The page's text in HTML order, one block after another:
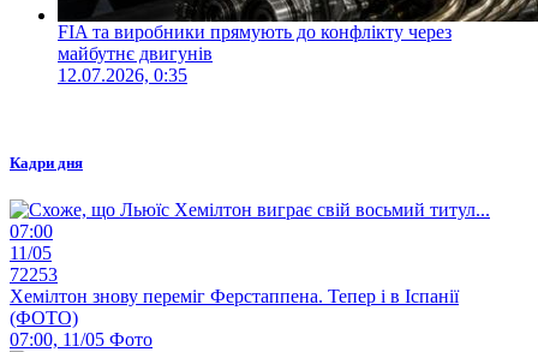
FIA та виробники прямують до конфлікту через
майбутнє двигунів
12.07.2026, 0:35
Кадри дня
07:00
11/05
72253
Хемілтон знову переміг Ферстаппена. Тепер і в Іспанії
(ФОТО)
07:00, 11/05 Фото